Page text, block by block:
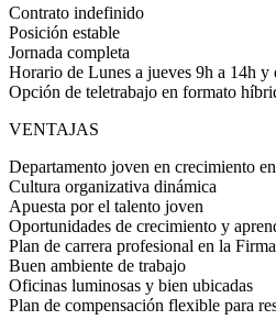
Contrato indefinido
Posición estable
Jornada completa
Horario de Lunes a jueves 9h a 14h
Opción de teletrabajo en formato
VENTAJAS
Departamento joven en crecimiento
Cultura organizativa dinámica
Apuesta por el talento joven
Oportunidades de crecimiento y
Plan de carrera profesional en la Firma
Buen ambiente de trabajo
Oficinas luminosas y bien ubicadas
Plan de compensación flexible para